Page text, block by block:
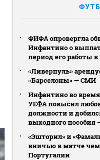
ФИФА опровергла
Инфантино о
период его работы
«Ливерпуль»
«Барселоны» — СМИ
Инфантино во
УЕФА повысил
должности и
выходного пособия
«Эшторил» и
вничью в матче
Португалии